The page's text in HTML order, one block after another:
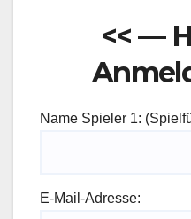
<< —
Name Spieler 1:
E-Mail-Adresse: